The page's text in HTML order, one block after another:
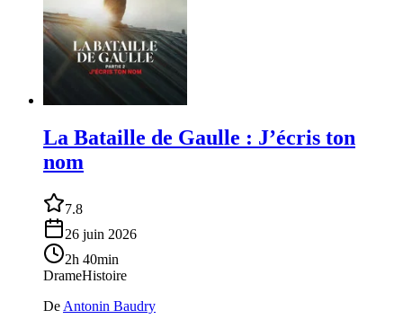
La Bataille de Gaulle : J’écris ton
nom
7.8
26 juin 2026
2h 40min
DrameHistoire
De Antonin Baudry